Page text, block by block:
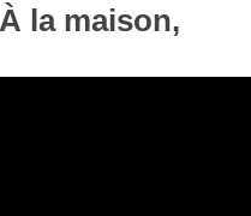
la maison,